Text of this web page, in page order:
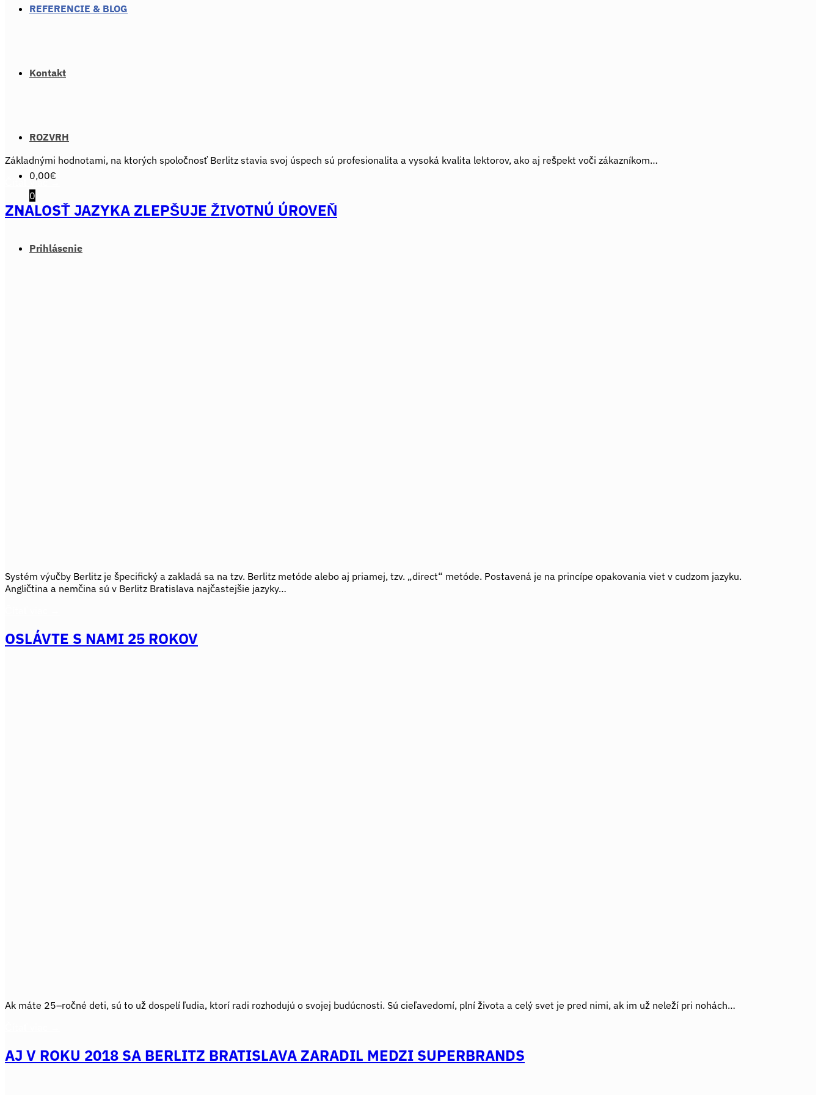
REFERENCIE & BLOG
Kontakt
ROZVRH
0,00€
0
Prihlásenie
Základnými hodnotami, na ktorých spoločnosť Berlitz stavia svoj úspech sú profesionalita a vysoká kvalita lektorov, ako aj rešpekt voči zákazníkom…
Čítať viac→
ZNALOSŤ JAZYKA ZLEPŠUJE ŽIVOTNÚ ÚROVEŇ
Systém výučby Berlitz je špecifický a zakladá sa na tzv. Berlitz metóde alebo aj priamej, tzv. „direct“ metóde. Postavená je na princípe opakovania viet v cudzom jazyku.
Angličtina a nemčina sú v Berlitz Bratislava najčastejšie jazyky…
OSLÁVTE S NAMI 25 ROKOV
Ak máte 25–ročné deti, sú to už dospelí ľudia, ktorí radi rozhodujú o svojej budúcnosti. Sú cieľavedomí, plní života a celý svet je pred nimi, ak im už neleží pri nohách…
AJ V ROKU 2018 SA BERLITZ BRATISLAVA ZARADIL MEDZI SUPERBRANDS